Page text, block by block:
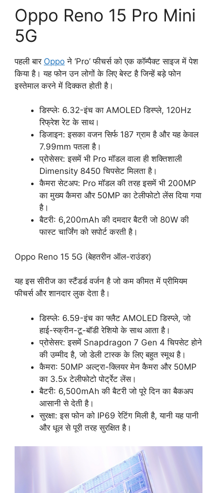
Oppo Reno 15 Pro Mini
5G
पहली बार Oppo ने ‘Pro’ फीचर्स को एक कॉम्पैक्ट साइज में पेश
किया है। यह फोन उन लोगों के लिए बेस्ट है जिन्हें बड़े फोन
इस्तेमाल करने में दिक्कत होती है।
डिस्प्ले: 6.32-इंच का AMOLED डिस्प्ले, 120Hz
रिफ्रेश रेट के साथ।
डिजाइन: इसका वजन सिर्फ 187 ग्राम है और यह केवल
7.99mm पतला है।
प्रोसेसर: इसमें भी Pro मॉडल वाला ही शक्तिशाली
Dimensity 8450 चिपसेट मिलता है।
कैमरा सेटअप: Pro मॉडल की तरह इसमें भी 200MP
का मुख्य कैमरा और 50MP का टेलीफोटो लेंस दिया गया
है।
बैटरी: 6,200mAh की दमदार बैटरी जो 80W की
फास्ट चार्जिंग को सपोर्ट करती है।
Oppo Reno 15 5G (बेहतरीन ऑल-राउंडर)
यह इस सीरीज का स्टैंडर्ड वर्जन है जो कम कीमत में प्रीमियम
फीचर्स और शानदार लुक देता है।
डिस्प्ले: 6.59-इंच का फ्लैट AMOLED डिस्प्ले, जो
हाई-स्क्रीन-टू-बॉडी रेशियो के साथ आता है।
प्रोसेसर: इसमें Snapdragon 7 Gen 4 चिपसेट होने
की उम्मीद है, जो डेली टास्क के लिए बहुत स्मूथ है।
कैमरा: 50MP अल्ट्रा-क्लियर मेन कैमरा और 50MP
का 3.5x टेलीफोटो पोर्ट्रेट लेंस।
बैटरी: 6,500mAh की बैटरी जो पूरे दिन का बैकअप
आसानी से देती है।
सुरक्षा: इस फोन को IP69 रेटिंग मिली है, यानी यह पानी
और धूल से पूरी तरह सुरक्षित है।